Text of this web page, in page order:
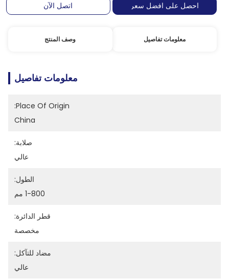
احصل على افضل سعر
اتصل الآن
معلومات تفاصيل وصف المنتج
معلومات تفاصيل
Place Of Origin:
China
صلابة:
عالي
الطول:
1-800 مم
قطر الدائرة:
مخصصة
مضاد للتآكل:
عالي